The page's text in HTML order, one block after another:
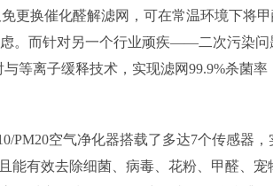
换催化醛解滤网，可在常温环境下将甲
。而针对另一个行业顽疾——二次污染问
等离子缓释技术，实现滤网99.9%杀菌率
空气净化器搭载了多达7个传感器，
能有效去除细菌、病毒、花粉、甲醛、宠